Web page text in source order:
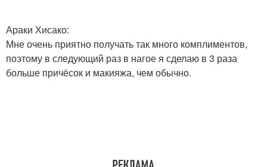
Араки Хисако:
Мне очень приятно получать так много комплиментов,
поэтому в следующий раз в нагое я сделаю в 3 раза
больше причёсок и макияжа, чем обычно.